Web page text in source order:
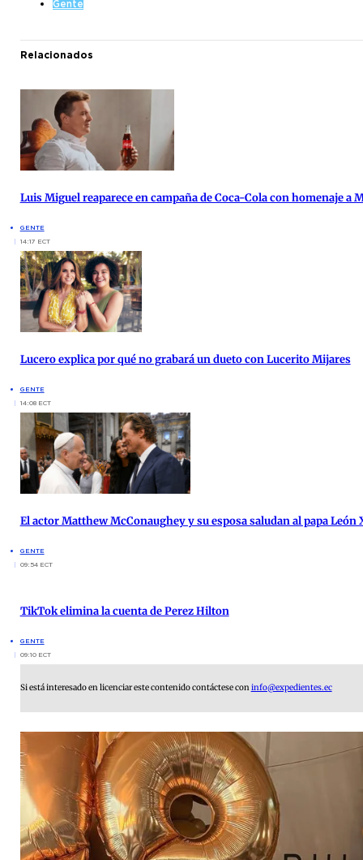
Gente
Relacionados
Luis Miguel reaparece en campaña de Coca-Cola con homenaje a
GENTE
14:17 ECT
Lucero explica por qué no grabará un dueto con Lucerito Mijares
GENTE
14:08 ECT
El actor Matthew McConaughey y su esposa saludan al papa León
GENTE
09:54 ECT
TikTok elimina la cuenta de Perez Hilton
GENTE
09:10 ECT
Si está interesado en licenciar este contenido contáctese coninfo@expedientes.ec